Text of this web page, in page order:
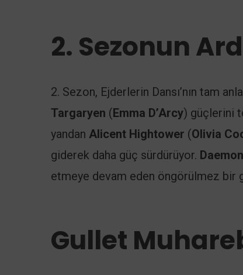
2. Sezonun
2. Sezon, Ejderlerin Dansı’nın tam
Targaryen (Emma D’Arcy) güçlerini
yandan Alicent Hightower (Olivia
giderek daha güç sürdürüyor.
etmeye devam eden öngörülmez bir
Gullet